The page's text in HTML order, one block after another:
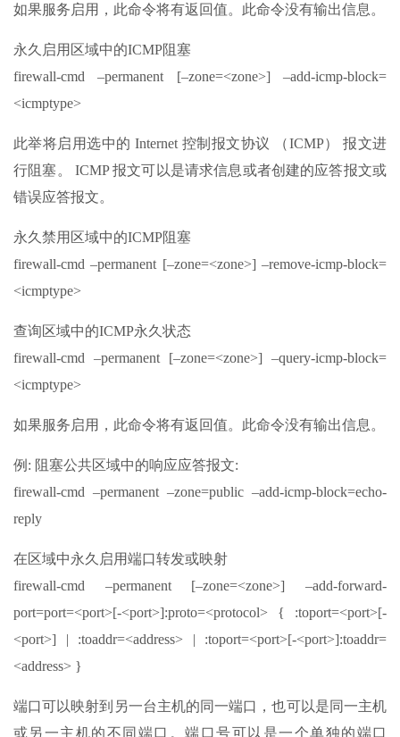
如果服务启用，此命令将有返回值。此命令没有输出信息。
永久启用区域中的ICMP阻塞
firewall-cmd –permanent [–zone=<zone>] –add-icmp-block=
<icmptype>
此举将启用选中的 Internet 控制报文协议 （ICMP） 报文进
行阻塞。 ICMP 报文可以是请求信息或者创建的应答报文或
错误应答报文。
永久禁用区域中的ICMP阻塞
firewall-cmd –permanent [–zone=<zone>] –remove-icmp-block=
<icmptype>
查询区域中的ICMP永久状态
firewall-cmd –permanent [–zone=<zone>] –query-icmp-block=
<icmptype>
如果服务启用，此命令将有返回值。此命令没有输出信息。
例: 阻塞公共区域中的响应应答报文:
firewall-cmd –permanent –zone=public –add-icmp-block=echo-
reply
在区域中永久启用端口转发或映射
firewall-cmd –permanent [–zone=<zone>] –add-forward-
port=port=<port>[-<port>]:proto=<protocol> { :toport=<port>[-
<port>] | :toaddr=<address> | :toport=<port>[-<port>]:toaddr=
<address> }
端口可以映射到另一台主机的同一端口，也可以是同一主机
或另一主机的不同端口。端口号可以是一个单独的端口